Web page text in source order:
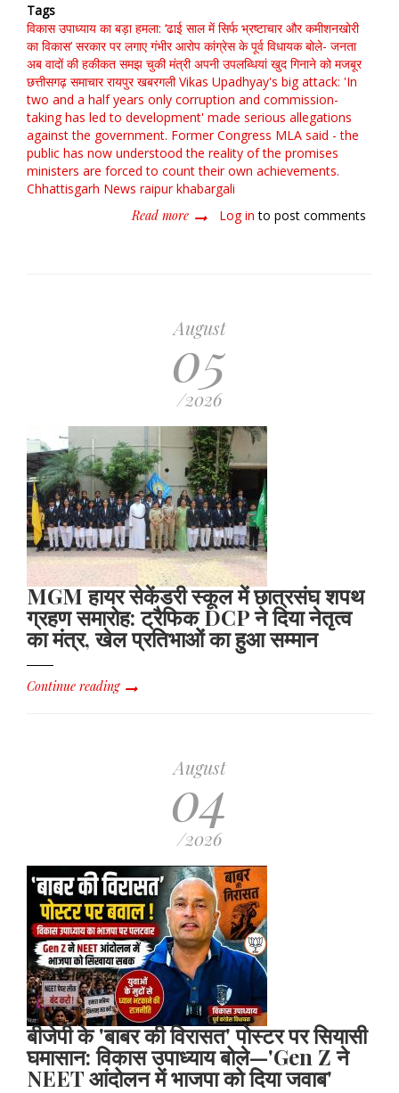
Tags
विकास उपाध्याय का बड़ा हमला: ‘ढाई साल में सिर्फ भ्रष्टाचार और कमीशनखोरी
का विकास’ सरकार पर लगाए गंभीर आरोप कांग्रेस के पूर्व विधायक बोले- जनता
अब वादों की हकीकत समझ चुकी मंत्री अपनी उपलब्धियां खुद गिनाने को मजबूर
छत्तीसगढ़ समाचार रायपुर खबरगली Vikas Upadhyay's big attack: 'In
two and a half years only corruption and commission-
taking has led to development' made serious allegations
against the government. Former Congress MLA said - the
public has now understood the reality of the promises
ministers are forced to count their own achievements.
Chhattisgarh News raipur khabargali
Read more about
‘ढाई
साल
में
सिर्फ
भ्रष्टाचार
और
कमीशनखोरी
का
विकास’,
सरकार
पर
लगाए
गंभीर
आरोप
Log in to post comments
August
05
/2026
MGM हायर सेकेंडरी स्कूल में छात्रसंघ शपथ
ग्रहण समारोह: ट्रैफिक DCP ने दिया नेतृत्व
का मंत्र, खेल प्रतिभाओं का हुआ सम्मान
Continue reading
August
04
/2026
बीजेपी के 'बाबर की विरासत' पोस्टर पर सियासी
घमासान: विकास उपाध्याय बोले—'Gen Z ने
NEET आंदोलन में भाजपा को दिया जवाब'